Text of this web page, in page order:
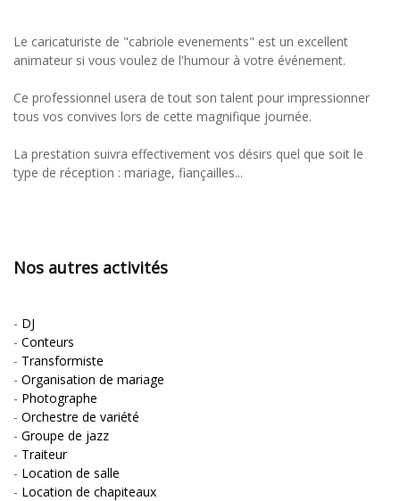
Le caricaturiste de "cabriole evenements" est un excellent
animateur si vous voulez de l'humour à votre événement.
Ce professionnel usera de tout son talent pour impressionner
tous vos convives lors de cette magnifique journée.
La prestation suivra effectivement vos désirs quel que soit le
type de réception : mariage, fiançailles...
Nos autres activités
- DJ
- Conteurs
- Transformiste
- Organisation de mariage
- Photographe
- Orchestre de variété
- Groupe de jazz
- Traiteur
- Location de salle
- Location de chapiteaux